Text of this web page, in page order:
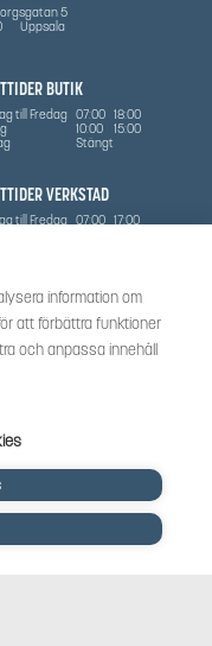
information om
att förbättra funktioner
och anpassa innehåll
BUTIK
till Fredag 07:00 18:00
10:00
15:00
Stängt
VERKSTAD
till Fredag 07:00 17:00
5
Uppsala
till Uppsala med omnejd. Vi
produktsortiment, gällande